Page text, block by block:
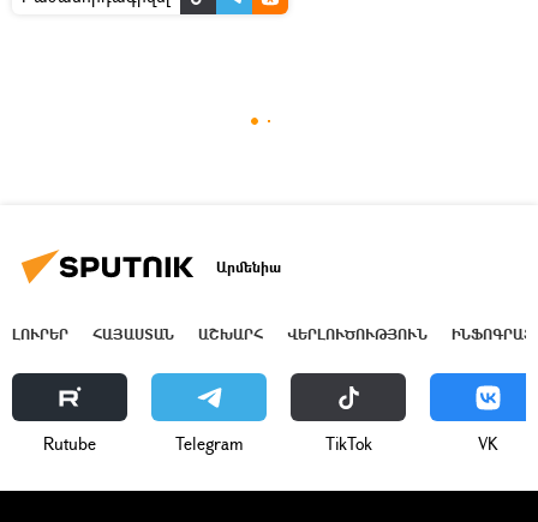
Արմենիա
ԼՈՒՐԵՐ ՀԱՅԱՍՏԱՆ ԱՇԽԱՐՀ ՎԵՐԼՈՒԾՈՒԹՅՈՒՆ
Rutube Telegram ТikТоk VK